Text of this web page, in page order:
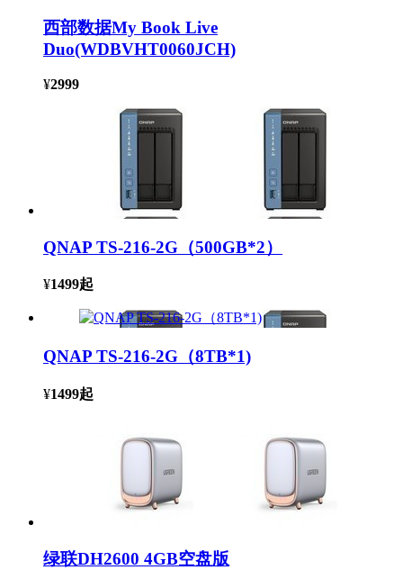
西部数据My Book Live
Duo(WDBVHT0060JCH)
¥2999
QNAP TS-216-2G（500GB*2）
¥1499起
QNAP TS-216-2G（8TB*1)
¥1499起
绿联DH2600 4GB空盘版